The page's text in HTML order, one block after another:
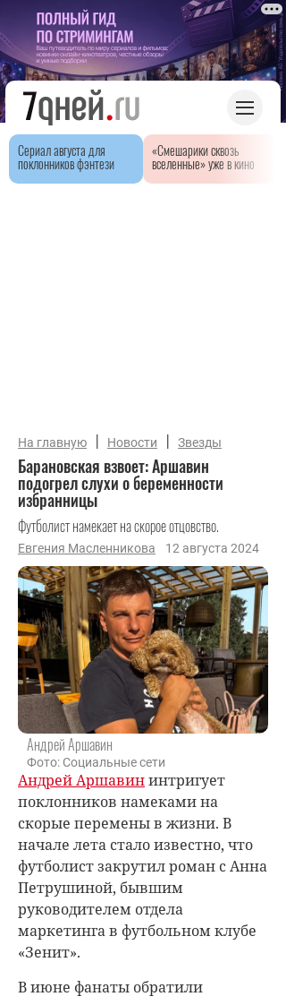
Сериал августа для
поклонников фэнтези
«Смешарики сквозь
вселенные» уже в кино
На главную | Новости | Звезды
Барановская взвоет: Аршавин
подогрел слухи о беременности
избранницы
Футболист намекает на скорое отцовство.
Евгения Масленникова 12 августа 2024
Андрей Аршавин
Фото: Социальные сети
Андрей Аршавининтригует
поклонников намеками на
скорые перемены в жизни. В
начале лета стало известно, что
футболист закрутил роман с Анна
Петрушиной, бывшим
руководителем отдела
маркетинга в футбольном клубе
«Зенит».
В июне фанаты обратили